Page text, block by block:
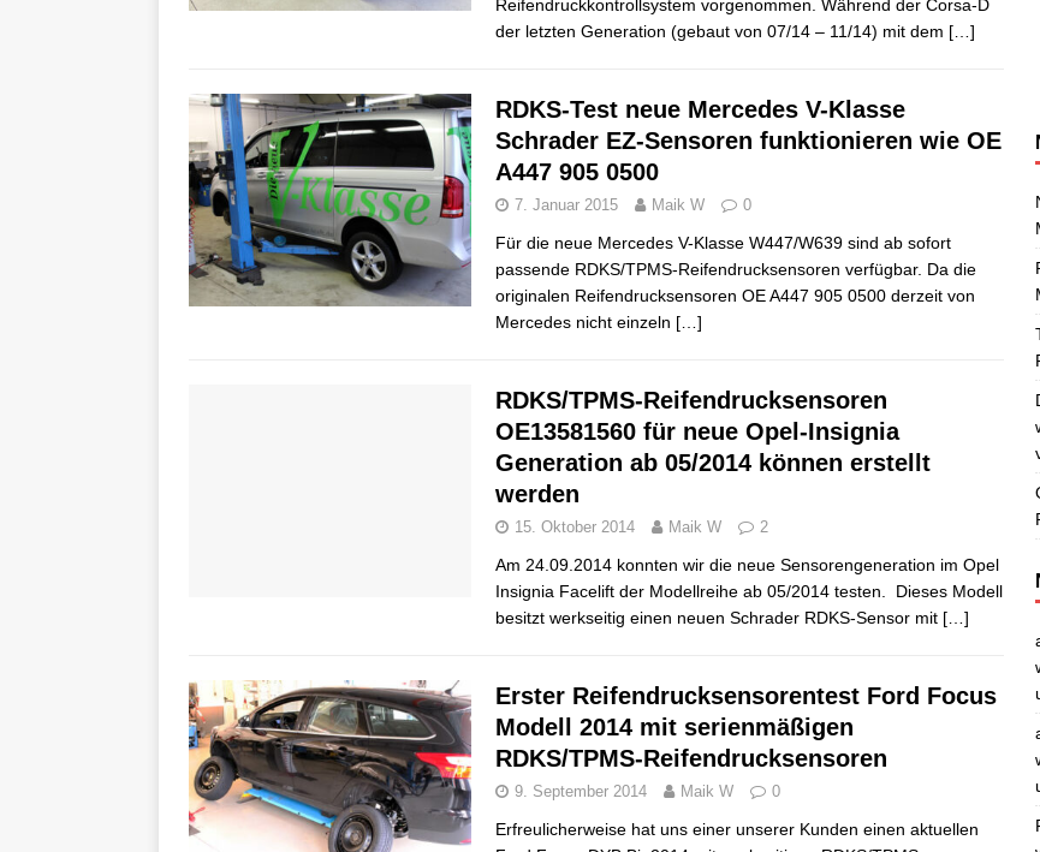
Reifendruckkontrollsystem vorgenommen. Während der Corsa-D
der letzten Generation (gebaut von 07/14 – 11/14) mit dem […]
RDKS-Test neue Mercedes V-Klasse
Schrader EZ-Sensoren funktionieren wie OE
A447 905 0500
7. Januar 2015 Maik W 0
Für die neue Mercedes V-Klasse W447/W639 sind ab sofort
passende RDKS/TPMS-Reifendrucksensoren verfügbar. Da die
originalen Reifendrucksensoren OE A447 905 0500 derzeit von
Mercedes nicht einzeln […]
RDKS/TPMS-Reifendrucksensoren
OE13581560 für neue Opel-Insignia
Generation ab 05/2014 können erstellt
werden
15. Oktober 2014 Maik W 2
Am 24.09.2014 konnten wir die neue Sensorengeneration im Opel
Insignia Facelift der Modellreihe ab 05/2014 testen. Dieses Modell
besitzt werkseitig einen neuen Schrader RDKS-Sensor mit […]
Erster Reifendrucksensorentest Ford Focus
Modell 2014 mit serienmäßigen
RDKS/TPMS-Reifendrucksensoren
9. September 2014 Maik W 0
Erfreulicherweise hat uns einer unserer Kunden einen aktuellen